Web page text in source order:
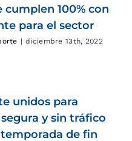
100% con
para el sector
| diciembre 13th, 2022
unidos para
y sin tráfico
de fin